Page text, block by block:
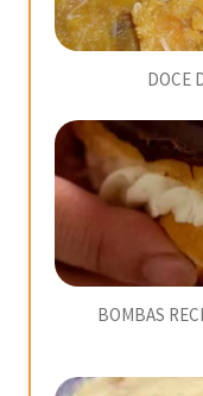
DOCE
BOMBAS